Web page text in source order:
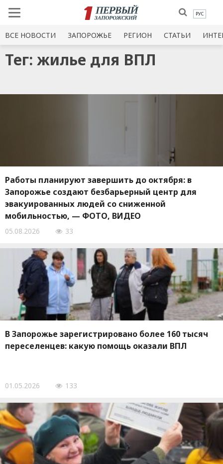
РУС
ВСЕ НОВОСТИ ЗАПОРОЖЬЕ РЕГИОН СТАТЬИ
Тег: жилье для ВПЛ
Работы планируют завершить до октября: в
Запорожье создают безбарьерный центр для
эвакуированных людей со сниженной
мобильностью, — ФОТО, ВИДЕО
05.08.2026 33
В Запорожье зарегистрировано более 160 тысяч
переселенцев: какую помощь оказали ВПЛ
01.05.2026 133